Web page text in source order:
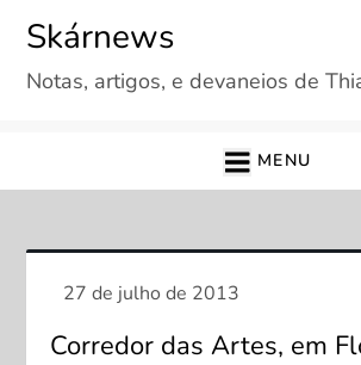
content
Skárnews
Notas, artigos, e devaneios de
MENU
Corredor das Artes, em